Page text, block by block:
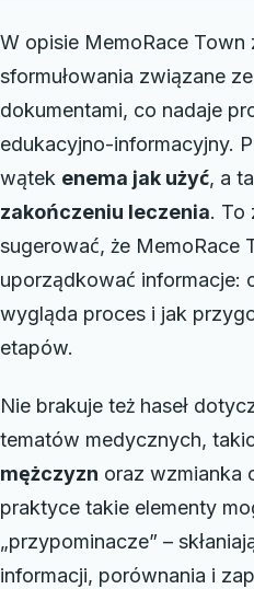
W opisie MemoRace Town
sformułowania związane
dokumentami, co nadaje
edukacyjno-informacyjny.
wątek enema jak użyć, a
zakończeniu leczenia. To
sugerować, że MemoRace
uporządkować informacje:
wygląda proces i jak
etapów.
Nie brakuje też haseł
tematów medycznych,
mężczyzn oraz wzmianka
praktyce takie elementy
„przypominacze” –
informacji, porównania i